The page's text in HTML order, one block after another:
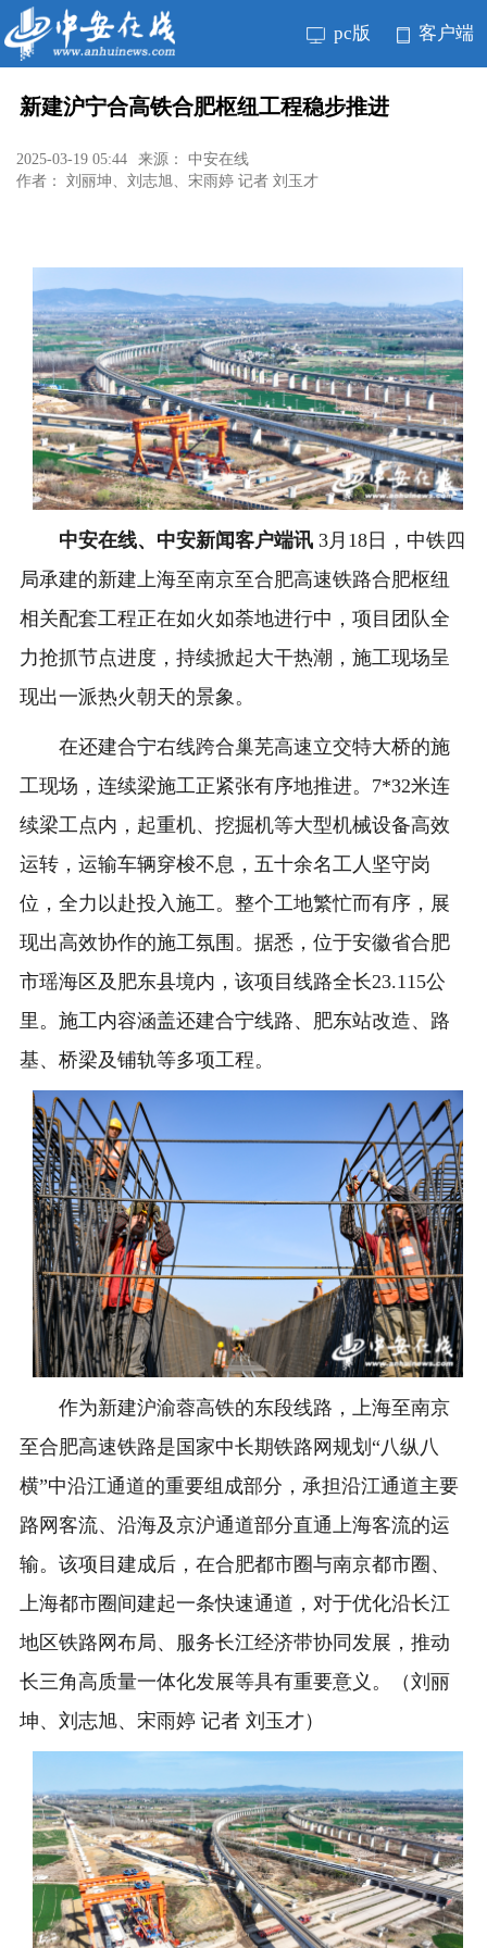
pc版 客户端
新建沪宁合高铁合肥枢纽工程稳步推进
2025-03-19 05:44
来源： 中安在线
作者： 刘丽坤、刘志旭、宋雨婷 记者 刘玉才
中安在线、中安新闻客户端讯3月18日，中铁四
局承建的新建上海至南京至合肥高速铁路合肥枢纽
相关配套工程正在如火如荼地进行中，项目团队全
力抢抓节点进度，持续掀起大干热潮，施工现场呈
现出一派热火朝天的景象。
在还建合宁右线跨合巢芜高速立交特大桥的施
工现场，连续梁施工正紧张有序地推进。7*32米连
续梁工点内，起重机、挖掘机等大型机械设备高效
运转，运输车辆穿梭不息，五十余名工人坚守岗
位，全力以赴投入施工。整个工地繁忙而有序，展
现出高效协作的施工氛围。据悉，位于安徽省合肥
市瑶海区及肥东县境内，该项目线路全长23.115公
里。施工内容涵盖还建合宁线路、肥东站改造、路
基、桥梁及铺轨等多项工程。
作为新建沪渝蓉高铁的东段线路，上海至南京
至合肥高速铁路是国家中长期铁路网规划“八纵八
横”中沿江通道的重要组成部分，承担沿江通道主要
路网客流、沿海及京沪通道部分直通上海客流的运
输。该项目建成后，在合肥都市圈与南京都市圈、
上海都市圈间建起一条快速通道，对于优化沿长江
地区铁路网布局、服务长江经济带协同发展，推动
长三角高质量一体化发展等具有重要意义。（刘丽
坤、刘志旭、宋雨婷 记者 刘玉才）